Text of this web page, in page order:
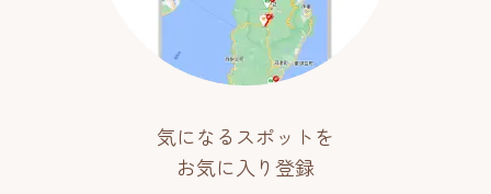
気になるスポットを
お気に入り登録